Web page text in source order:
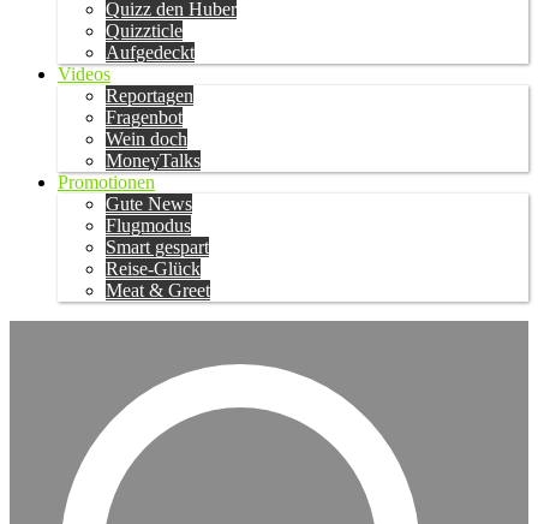
Quizz den Huber
Quizzticle
Aufgedeckt
Videos
Reportagen
Fragenbot
Wein doch
MoneyTalks
Promotionen
Gute News
Flugmodus
Smart gespart
Reise-Glück
Meat & Greet